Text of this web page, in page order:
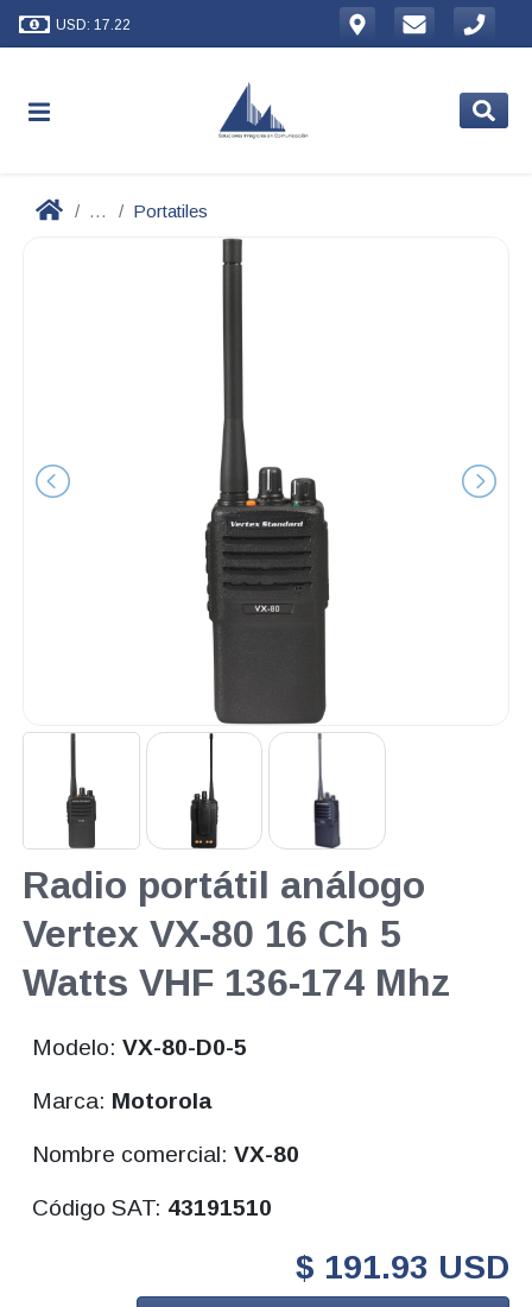
USD: 17.22
... Portatiles
Radio portátil análogo
Vertex VX-80 16 Ch 5
Watts VHF 136-174 Mhz
Modelo:VX-80-D0-5
Marca: Motorola
Nombre comercial:VX-80
Código SAT: 43191510
$ 191.93 USD